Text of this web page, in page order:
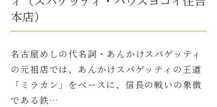
本店）
名古屋めしの代名詞・あんかけスパゲッティ
の元祖店では、あんかけスパゲッティの王道
「ミラカン」をベースに、信長の戦いの象徴
である鉄…